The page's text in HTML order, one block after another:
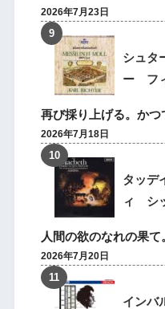
2026年7月23日
シュ
ー フ
再び採り上げる。か
2026年7月18日
タッ
ィ シ
人間の欲のなれの果
2026年7月20日
インバ